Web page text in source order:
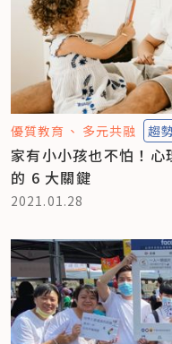
優質教育 多元共融 趨勢
家有小小孩也不怕！心
的 6 大關鍵
2021.01.28